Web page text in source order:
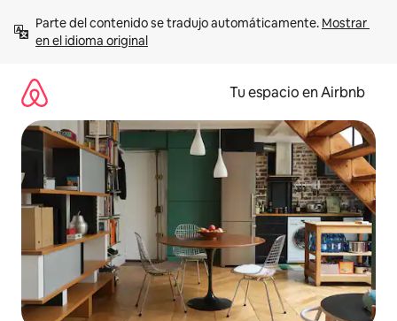
contenido
Parte del contenido se tradujo automáticamente. Mostrar
en el idioma original
Tu espacio en Airbnb